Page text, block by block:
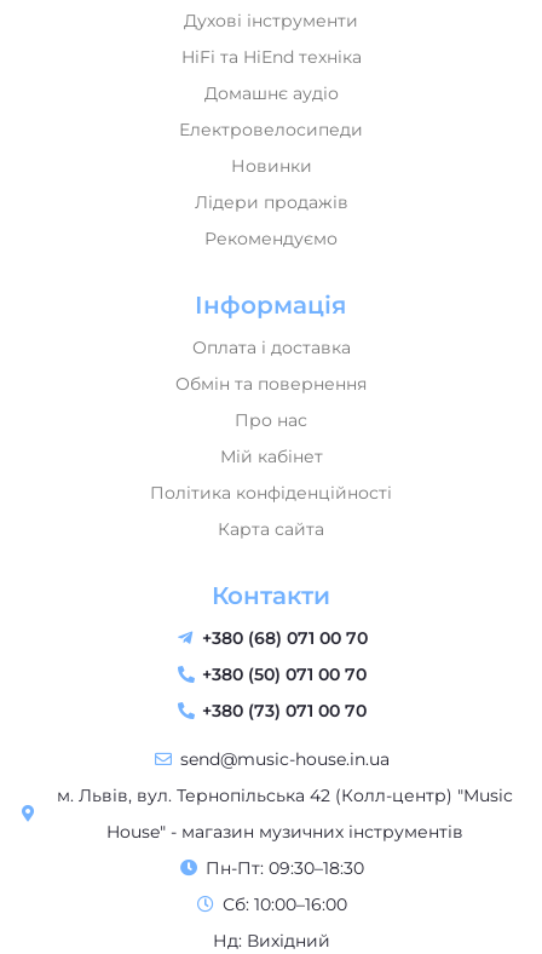
HiFi та HiEnd техніка
Домашнє аудіо
Електровелосипеди
Новинки
Лідери продажів
Рекомендуємо
Оплата і доставка
Обмін та повернення
Про нас
Мій кабінет
Політика конфіденційності
Карта сайта
+380 (68) 071 00 70
+380 (50) 071 00 70
+380 (73) 071 00 70
send@music-house.in.ua
м. Львів, вул. Тернопільська 42 (Колл-центр) "Music
House" - магазин музичних інструментів
Пн-Пт: 09:30–18:30
Сб: 10:00–16:00
Нд: Вихідний